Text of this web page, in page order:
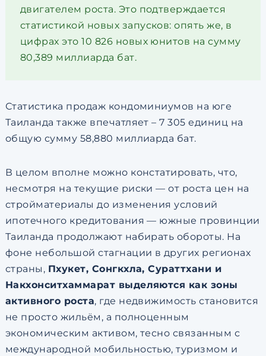
двигателем роста. Это подтверждается
статистикой новых запусков: опять же, в
цифрах это 10 826 новых юнитов на сумму
80,389 миллиарда бат.
Статистика продаж кондоминиумов на юге
Таиланда также впечатляет – 7 305 единиц на
общую сумму 58,880 миллиарда бат.
В целом вполне можно констатировать, что,
несмотря на текущие риски — от роста цен на
стройматериалы до изменения условий
ипотечного кредитования — южные провинции
Таиланда продолжают набирать обороты. На
фоне небольшой стагнации в других регионах
страны, Пхукет, Сонгкхла, Сураттхани и
Накхонситхаммарат выделяются как зоны
активного роста, где недвижимость становится
не просто жильём, а полноценным
экономическим активом, тесно связанным с
международной мобильностью, туризмом и